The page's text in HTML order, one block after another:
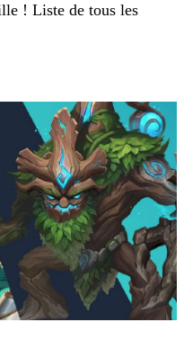
! Liste de tous les